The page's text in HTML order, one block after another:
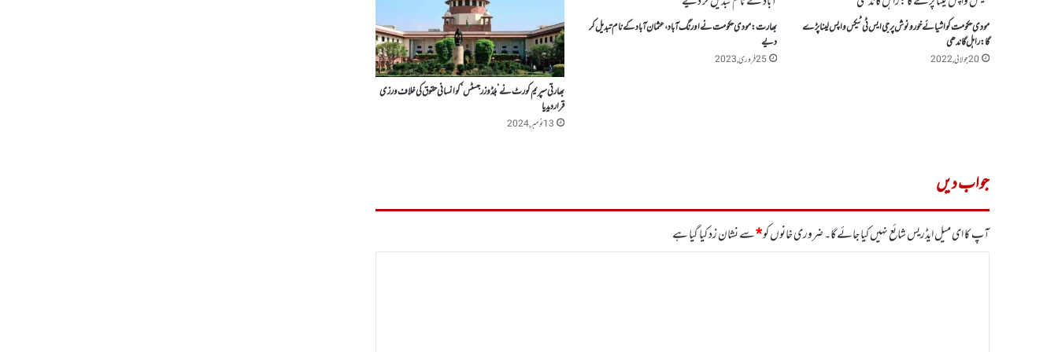
مودی حکومت کو اشیائے خورونوش پرجی ایس ٹی ٹیکس واپس لینا پڑے
گا :راہل گاندھی
20 جولائی, 2022
بھارت: مودی حکومت نے اورنگ آباد ، عثمان آباد کے نام تبدیل کر
دیے
25 فروری, 2023
بھارتی سپریم کورٹ نے ‘بلڈوزر جسٹس ‘کو انسانی حقوق کی خلاف ورزی
قراردیدیا
13 نومبر, 2024
جواب دیں
آپ کا ای میل ایڈریس شائع نہیں کیا جائے گا۔ضروری خانوں کو*سے نشان زد کیا گیا ہے